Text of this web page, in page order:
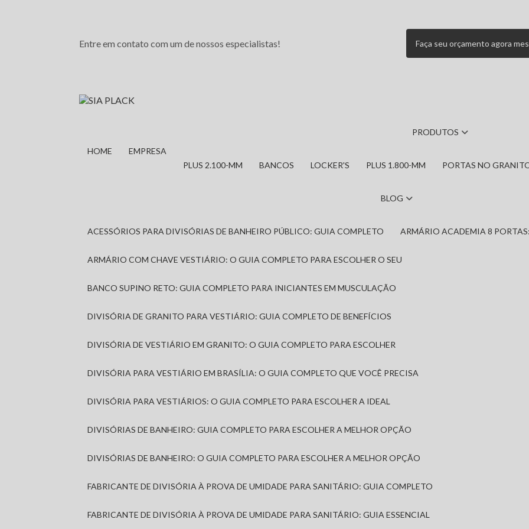
Entre em contato com um de nossos especialistas! Faça seu orçamento agora
HOME EMPRESA
PRODUTOS
PLUS 2.100-MM BANCOS LOCKER'S PLUS 1.800-MM PORTAS NO
BLOG
ACESSÓRIOS PARA DIVISÓRIAS DE BANHEIRO PÚBLICO: GUIA COMPLETO ARMÁRIO ACADEMIA 8
ARMÁRIO COM CHAVE VESTIÁRIO: O GUIA COMPLETO PARA ESCOLHER O SEU
BANCO SUPINO RETO: GUIA COMPLETO PARA INICIANTES EM MUSCULAÇÃO
DIVISÓRIA DE GRANITO PARA VESTIÁRIO: GUIA COMPLETO DE BENEFÍCIOS
DIVISÓRIA DE VESTIÁRIO EM GRANITO: O GUIA COMPLETO PARA ESCOLHER
DIVISÓRIA PARA VESTIÁRIO EM BRASÍLIA: O GUIA COMPLETO QUE VOCÊ PRECISA
DIVISÓRIA PARA VESTIÁRIOS: O GUIA COMPLETO PARA ESCOLHER A IDEAL
DIVISÓRIAS DE BANHEIRO: GUIA COMPLETO PARA ESCOLHER A MELHOR OPÇÃO
DIVISÓRIAS DE BANHEIRO: O GUIA COMPLETO PARA ESCOLHER A MELHOR OPÇÃO
FABRICANTE DE DIVISÓRIA À PROVA DE UMIDADE PARA SANITÁRIO: GUIA COMPLETO
FABRICANTE DE DIVISÓRIA À PROVA DE UMIDADE PARA SANITÁRIO: GUIA ESSENCIAL